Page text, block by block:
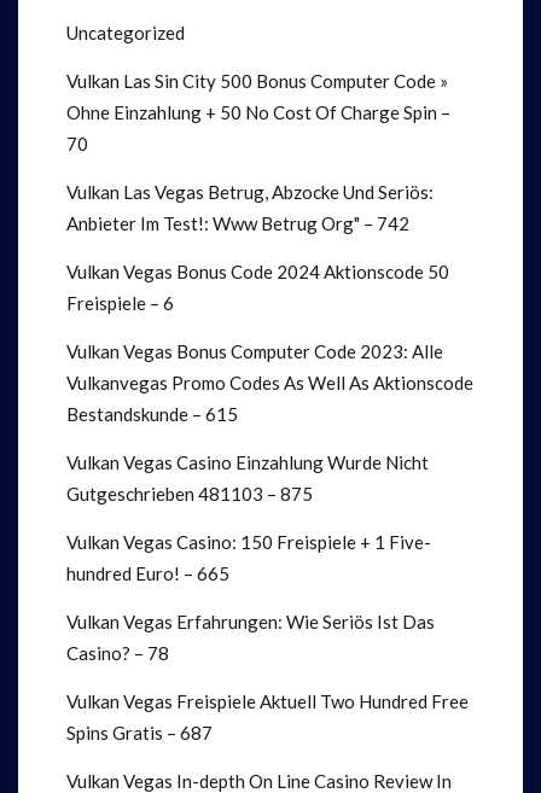
Uncategorized
Vulkan Las Sin City 500 Bonus Computer Code »
Ohne Einzahlung + 50 No Cost Of Charge Spin –
70
Vulkan Las Vegas Betrug, Abzocke Und Seriös:
Anbieter Im Test!: Www Betrug Org" – 742
Vulkan Vegas Bonus Code 2024 Aktionscode 50
Freispiele – 6
Vulkan Vegas Bonus Computer Code 2023: Alle
Vulkanvegas Promo Codes As Well As Aktionscode
Bestandskunde – 615
Vulkan Vegas Casino Einzahlung Wurde Nicht
Gutgeschrieben 481103 – 875
Vulkan Vegas Casino: 150 Freispiele + 1 Five-
hundred Euro! – 665
Vulkan Vegas Erfahrungen: Wie Seriös Ist Das
Casino? – 78
Vulkan Vegas Freispiele Aktuell Two Hundred Free
Spins Gratis – 687
Vulkan Vegas In-depth On Line Casino Review In